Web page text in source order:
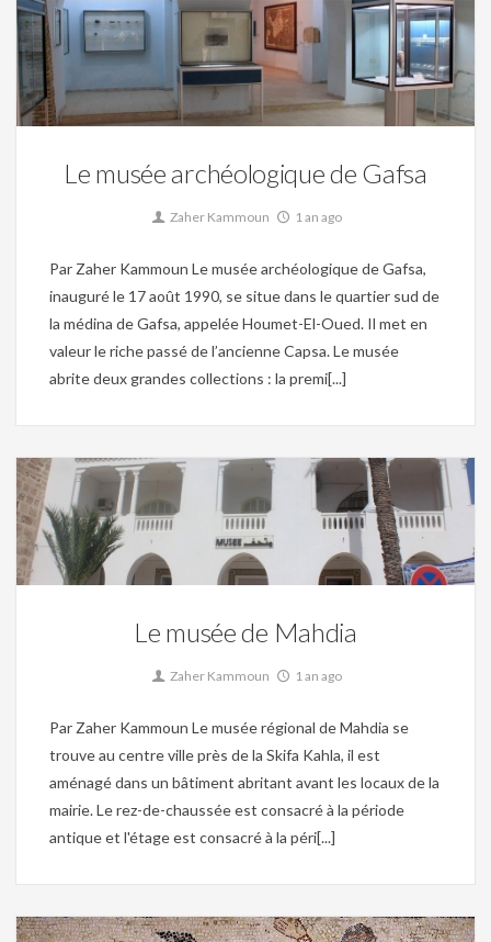
0
Mosaique, Patrimoine, Tunisie Préhistorique, Tunisie romaine
Le musée archéologique de Gafsa
Zaher Kammoun 1 an ago
Par Zaher Kammoun Le musée archéologique de Gafsa,
inauguré le 17 août 1990, se situe dans le quartier sud de
la médina de Gafsa, appelée Houmet-El-Oued. Il met en
valeur le riche passé de l’ancienne Capsa. Le musée
abrite deux grandes collections : la premi[...]
0
Christianisme, Islam, Mosaique, Musée, Patrimoine,
Tunisie Aghlabide,
Tunisie Andalouse,
Tunisie byzantine, Tunisie fatimide, Tunisie Hafside,
Tunisie numide, Tunisie Ottomane, Tunisie punique, Tunisie romaine,
Tunisie Vandale
Le musée de Mahdia
Zaher Kammoun 1 an ago
Par Zaher Kammoun Le musée régional de Mahdia se
trouve au centre ville près de la Skifa Kahla, il est
aménagé dans un bâtiment abritant avant les locaux de la
mairie. Le rez-de-chaussée est consacré à la période
antique et l'étage est consacré à la péri[...]